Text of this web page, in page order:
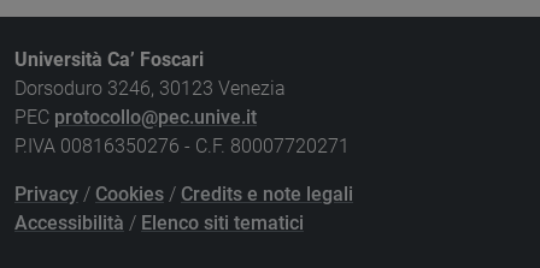
Università Ca’ Foscari
Dorsoduro 3246, 30123 Venezia
PEC protocollo@pec.unive.it
P.IVA 00816350276 - C.F. 80007720271
Privacy / Cookies / Credits e note legali
Accessibilità / Elenco siti tematici